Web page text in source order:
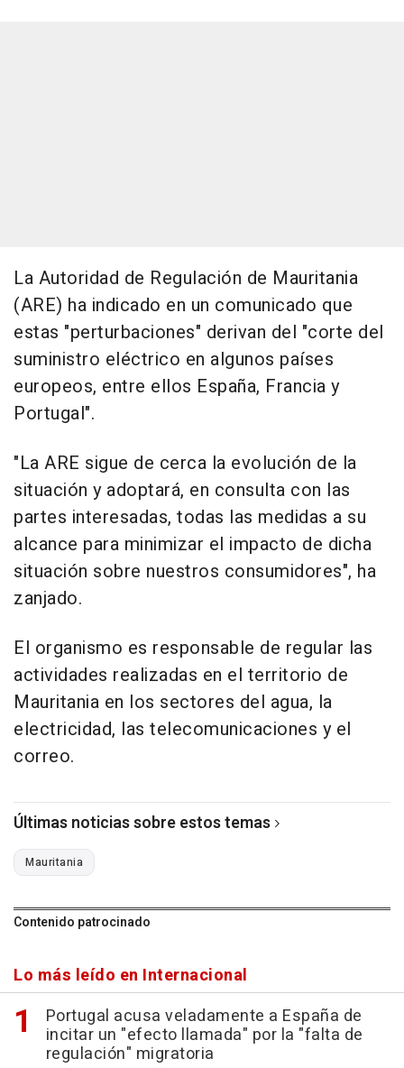
La Autoridad de Regulación de Mauritania
(ARE) ha indicado en un comunicado que
estas "perturbaciones" derivan del "corte del
suministro eléctrico en algunos países
europeos, entre ellos España, Francia y
Portugal".
"La ARE sigue de cerca la evolución de la
situación y adoptará, en consulta con las
partes interesadas, todas las medidas a su
alcance para minimizar el impacto de dicha
situación sobre nuestros consumidores", ha
zanjado.
El organismo es responsable de regular las
actividades realizadas en el territorio de
Mauritania en los sectores del agua, la
electricidad, las telecomunicaciones y el
correo.
Últimas noticias sobre estos temas
Mauritania
Contenido patrocinado
Lo más leído en Internacional
Portugal acusa veladamente a España de
incitar un "efecto llamada" por la "falta de
regulación" migratoria